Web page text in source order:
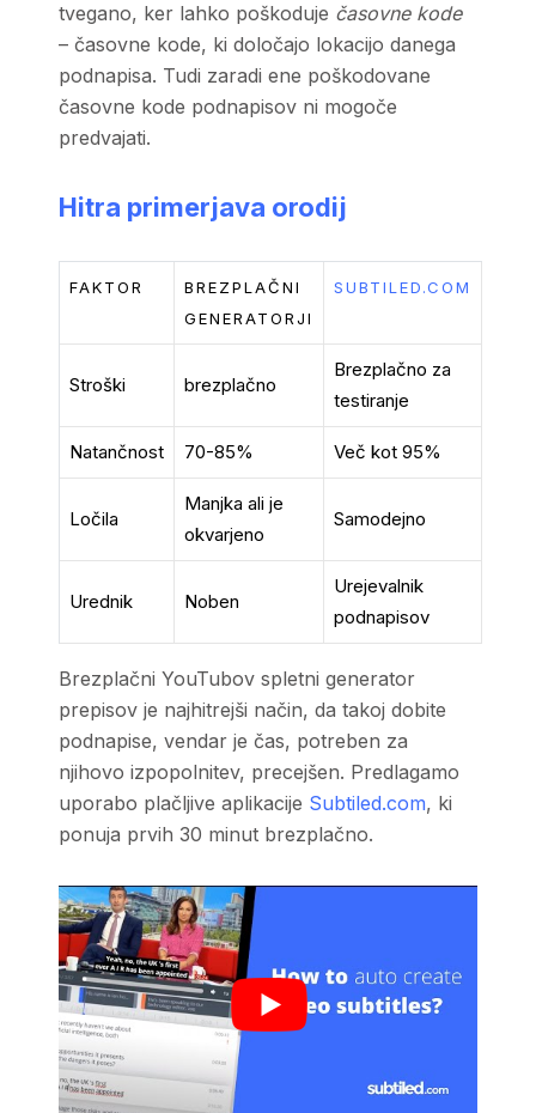
tvegano, ker lahko poškoduje časovne kode
– časovne kode, ki določajo lokacijo danega
podnapisa. Tudi zaradi ene poškodovane
časovne kode podnapisov ni mogoče
predvajati.
Hitra primerjava orodij
FAKTOR
BREZPLAČNI
GENERATORJI
SUBTILED.COM
Stroški brezplačno
Brezplačno za
testiranje
Natančnost 70-85% Več kot 95%
Ločila
Manjka ali je
okvarjeno
Samodejno
Urednik Noben
Urejevalnik
podnapisov
Brezplačni YouTubov spletni generator
prepisov je najhitrejši način, da takoj dobite
podnapise, vendar je čas, potreben za
njihovo izpopolnitev, precejšen. Predlagamo
uporabo plačljive aplikacije Subtiled.com, ki
ponuja prvih 30 minut brezplačno.